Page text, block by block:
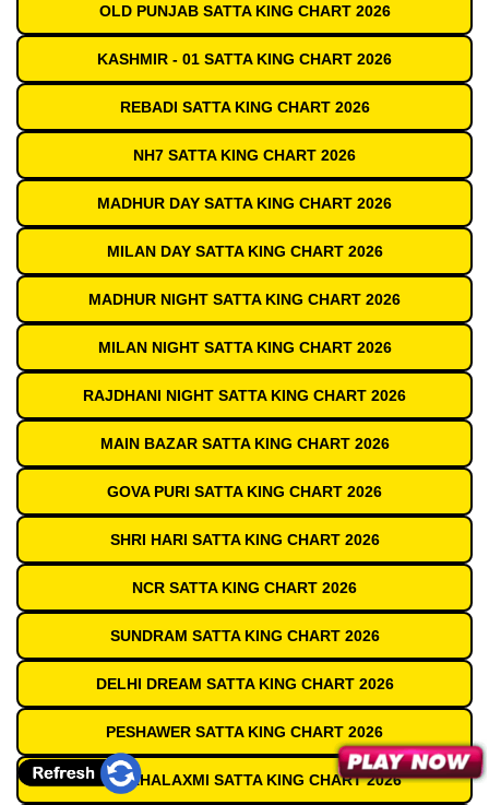
OLD PUNJAB SATTA KING CHART 2026
KASHMIR - 01 SATTA KING CHART 2026
REBADI SATTA KING CHART 2026
NH7 SATTA KING CHART 2026
MADHUR DAY SATTA KING CHART 2026
MILAN DAY SATTA KING CHART 2026
MADHUR NIGHT SATTA KING CHART 2026
MILAN NIGHT SATTA KING CHART 2026
RAJDHANI NIGHT SATTA KING CHART 2026
MAIN BAZAR SATTA KING CHART 2026
GOVA PURI SATTA KING CHART 2026
SHRI HARI SATTA KING CHART 2026
NCR SATTA KING CHART 2026
SUNDRAM SATTA KING CHART 2026
DELHI DREAM SATTA KING CHART 2026
PESHAWER SATTA KING CHART 2026
JAI MAHALAXMI SATTA KING CHART 2026